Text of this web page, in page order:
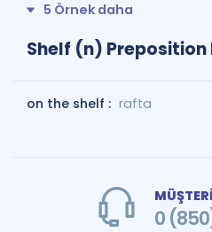
5 Örnek daha
Shelf (n) Preposition
on the shelf : rafta
0